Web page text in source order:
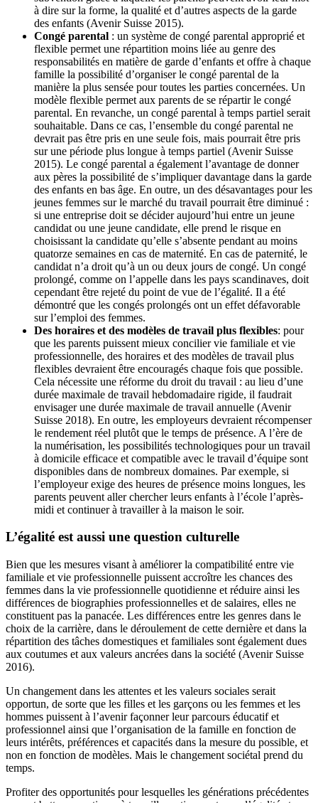
à dire sur la forme, la qualité et d’autres aspects de la garde
des enfants (Avenir Suisse 2015).
Congé parental : un système de congé parental approprié et
flexible permet une répartition moins liée au genre des
responsabilités en matière de garde d’enfants et offre à chaque
famille la possibilité d’organiser le congé parental de la
manière la plus sensée pour toutes les parties concernées. Un
modèle flexible permet aux parents de se répartir le congé
parental. En revanche, un congé parental à temps partiel serait
souhaitable. Dans ce cas, l’ensemble du congé parental ne
devrait pas être pris en une seule fois, mais pourrait être pris
sur une période plus longue à temps partiel (Avenir Suisse
2015). Le congé parental a également l’avantage de donner
aux pères la possibilité de s’impliquer davantage dans la garde
des enfants en bas âge. En outre, un des désavantages pour les
jeunes femmes sur le marché du travail pourrait être diminué :
si une entreprise doit se décider aujourd’hui entre un jeune
candidat ou une jeune candidate, elle prend le risque en
choisissant la candidate qu’elle s’absente pendant au moins
quatorze semaines en cas de maternité. En cas de paternité, le
candidat n’a droit qu’à un ou deux jours de congé. Un congé
prolongé, comme on l’appelle dans les pays scandinaves, doit
cependant être rejeté du point de vue de l’égalité. Il a été
démontré que les congés prolongés ont un effet défavorable
sur l’emploi des femmes.
Des horaires et des modèles de travail plus flexibles: pour
que les parents puissent mieux concilier vie familiale et vie
professionnelle, des horaires et des modèles de travail plus
flexibles devraient être encouragés chaque fois que possible.
Cela nécessite une réforme du droit du travail : au lieu d’une
durée maximale de travail hebdomadaire rigide, il faudrait
envisager une durée maximale de travail annuelle (Avenir
Suisse 2018). En outre, les employeurs devraient récompenser
le rendement réel plutôt que le temps de présence. A l’ère de
la numérisation, les possibilités technologiques pour un travail
à domicile efficace et compatible avec le travail d’équipe sont
disponibles dans de nombreux domaines. Par exemple, si
l’employeur exige des heures de présence moins longues, les
parents peuvent aller chercher leurs enfants à l’école l’après-
midi et continuer à travailler à la maison le soir.
L’égalité est aussi une question culturelle
Bien que les mesures visant à améliorer la compatibilité entre vie
familiale et vie professionnelle puissent accroître les chances des
femmes dans la vie professionnelle quotidienne et réduire ainsi les
différences de biographies professionnelles et de salaires, elles ne
constituent pas la panacée. Les différences entre les genres dans le
choix de la carrière, dans le déroulement de cette dernière et dans la
répartition des tâches domestiques et familiales sont également dues
aux coutumes et aux valeurs ancrées dans la société (Avenir Suisse
2016).
Un changement dans les attentes et les valeurs sociales serait
opportun, de sorte que les filles et les garçons ou les femmes et les
hommes puissent à l’avenir façonner leur parcours éducatif et
professionnel ainsi que l’organisation de la famille en fonction de
leurs intérêts, préférences et capacités dans la mesure du possible, et
non en fonction de modèles. Mais le changement sociétal prend du
temps.
Profiter des opportunités pour lesquelles les générations précédentes